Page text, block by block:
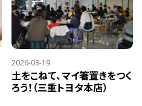
2026-03-19
土をこねて、マイ箸置きをつく
ろう！（三重トヨタ本店）